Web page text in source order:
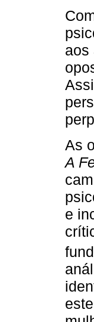
aos
As
A
e